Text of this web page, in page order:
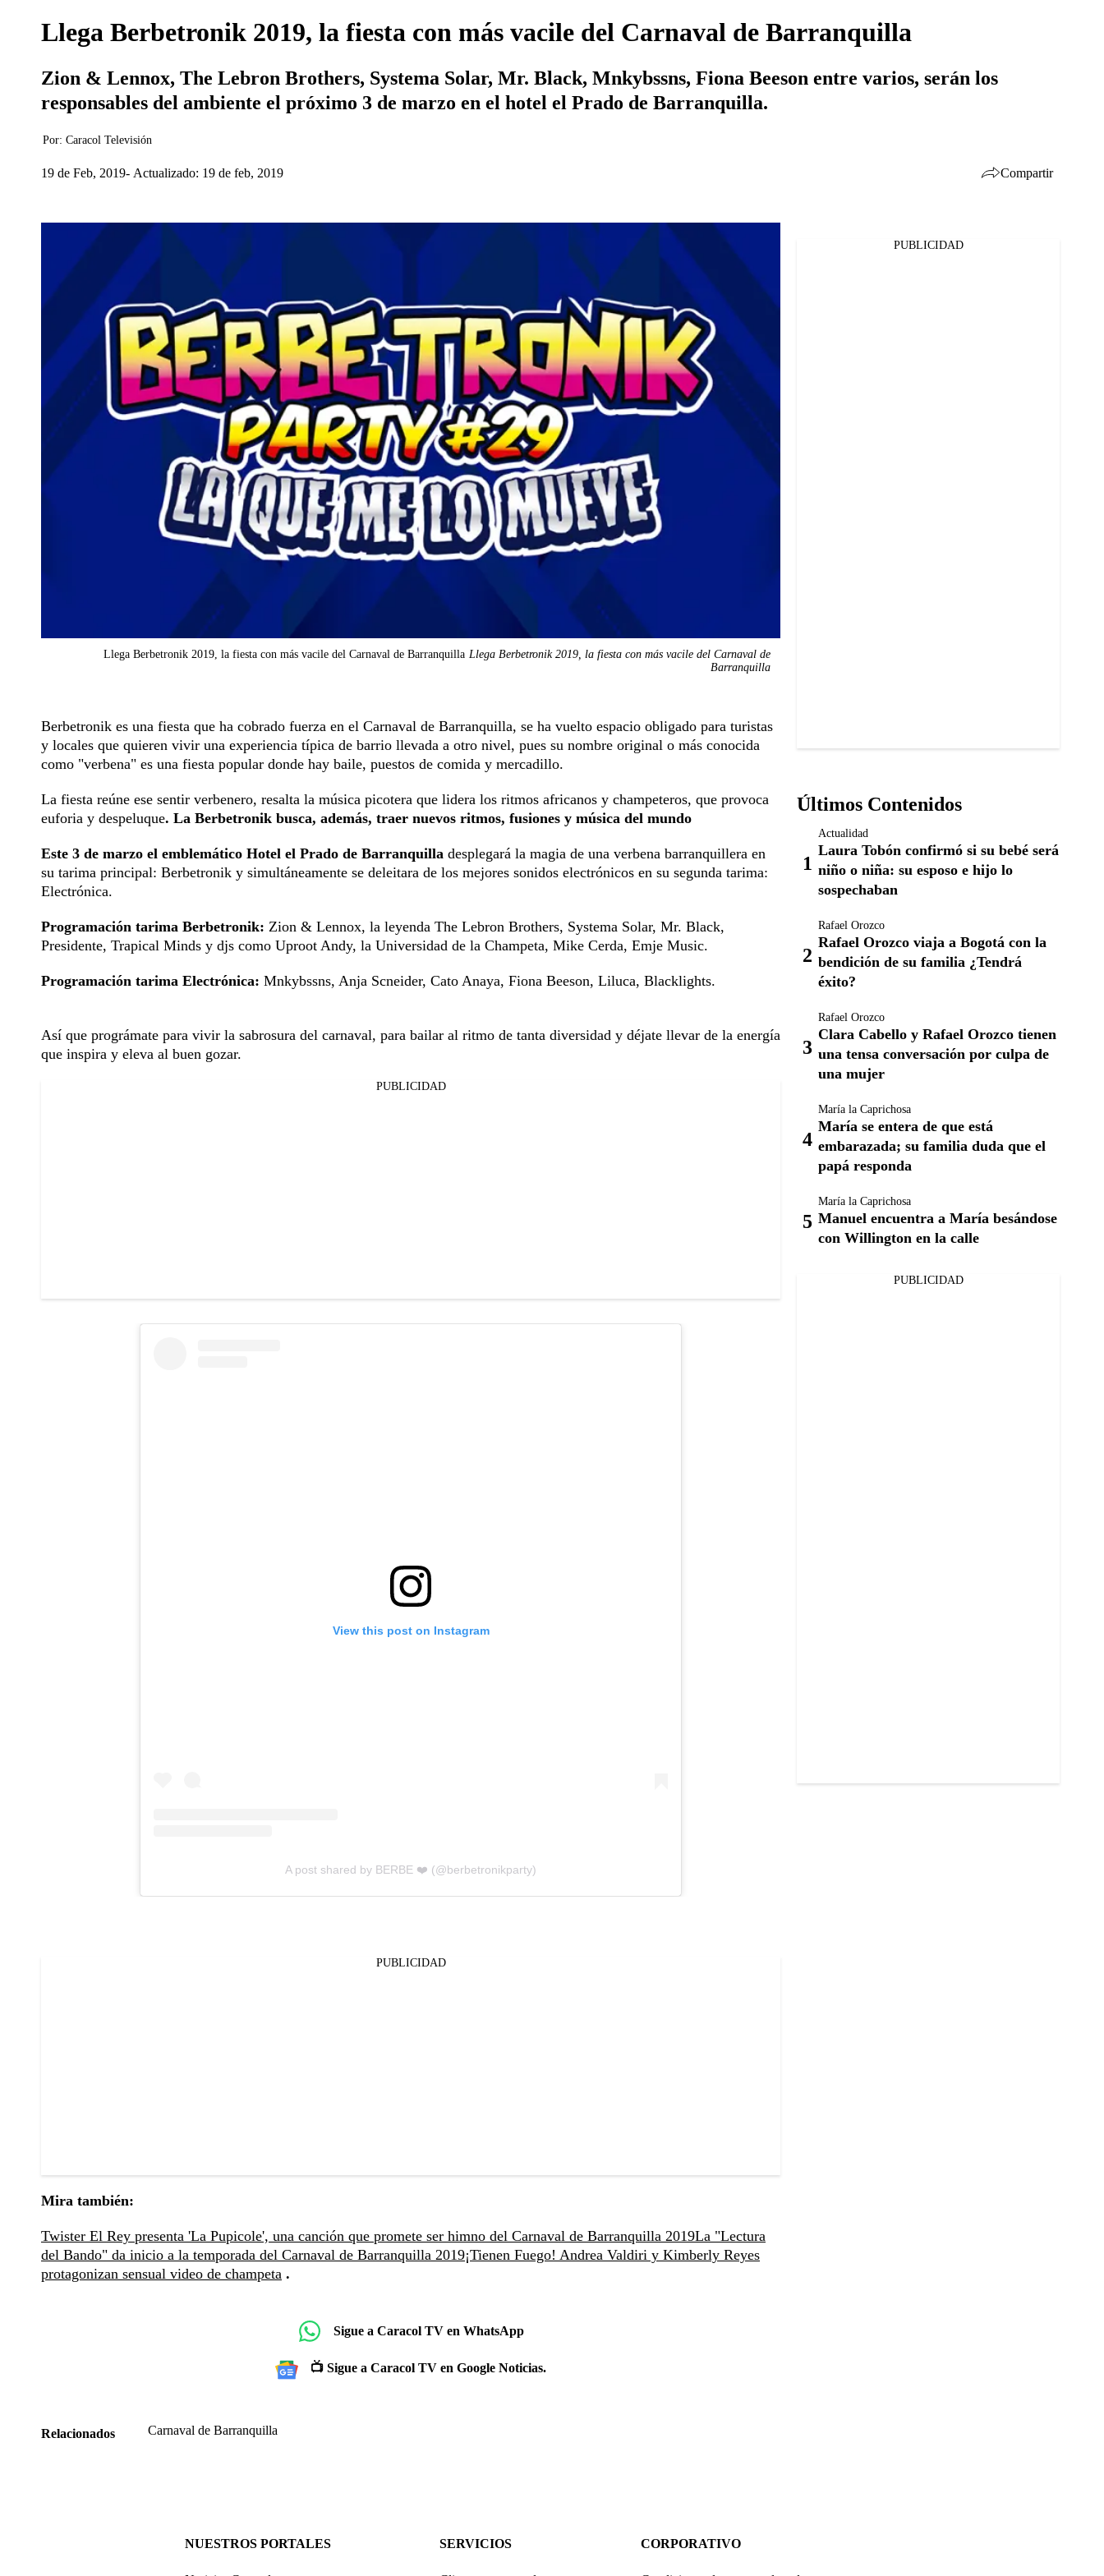
Llega Berbetronik 2019, la fiesta con más vacile del Carnaval de Barranquilla
Zion & Lennox, The Lebron Brothers, Systema Solar, Mr. Black, Mnkybssns, Fiona Beeson entre varios, serán los
responsables del ambiente el próximo 3 de marzo en el hotel el Prado de Barranquilla.
Por: Caracol Televisión
19 de Feb, 2019 Actualizado: 19 de feb, 2019 Compartir
Llega Berbetronik 2019, la fiesta con más vacile del Carnaval de Barranquilla Llega Berbetronik 2019, la fiesta con más vacile del Carnaval de
Barranquilla
Berbetronik es una fiesta que ha cobrado fuerza en el Carnaval de Barranquilla, se ha vuelto espacio obligado para turistas
y locales que quieren vivir una experiencia típica de barrio llevada a otro nivel, pues su nombre original o más conocida
como "verbena" es una fiesta popular donde hay baile, puestos de comida y mercadillo.
La fiesta reúne ese sentir verbenero, resalta la música picotera que lidera los ritmos africanos y champeteros, que provoca
euforia y despeluque. La Berbetronik busca, además, traer nuevos ritmos, fusiones y música del mundo
Este 3 de marzo el emblemático Hotel el Prado de Barranquilla desplegará la magia de una verbena barranquillera en
su tarima principal: Berbetronik y simultáneamente se deleitara de los mejores sonidos electrónicos en su segunda tarima:
Electrónica.
Programación tarima Berbetronik: Zion & Lennox, la leyenda The Lebron Brothers, Systema Solar, Mr. Black,
Presidente, Trapical Minds y djs como Uproot Andy, la Universidad de la Champeta, Mike Cerda, Emje Music.
Programación tarima Electrónica: Mnkybssns, Anja Scneider, Cato Anaya, Fiona Beeson, Liluca, Blacklights.
Así que prográmate para vivir la sabrosura del carnaval, para bailar al ritmo de tanta diversidad y déjate llevar de la energía
que inspira y eleva al buen gozar.
PUBLICIDAD
View this post on Instagram
A post shared by BERBE ❤️ (@berbetronikparty)
PUBLICIDAD
Mira también:
Twister El Rey presenta 'La Pupicole', una canción que promete ser himno del Carnaval de Barranquilla 2019La "Lectura
del Bando" da inicio a la temporada del Carnaval de Barranquilla 2019¡Tienen Fuego! Andrea Valdiri y Kimberly Reyes
protagonizan sensual video de champeta .
Sigue a Caracol TV en WhatsApp
📺 Sigue a Caracol TV en Google Noticias.
Relacionados Carnaval de Barranquilla
PUBLICIDAD
Últimos Contenidos
Actualidad
Laura Tobón confirmó si su bebé será
niño o niña: su esposo e hijo lo
sospechaban
Rafael Orozco
Rafael Orozco viaja a Bogotá con la
bendición de su familia ¿Tendrá
éxito?
Rafael Orozco
Clara Cabello y Rafael Orozco tienen
una tensa conversación por culpa de
una mujer
María la Caprichosa
María se entera de que está
embarazada; su familia duda que el
papá responda
María la Caprichosa
Manuel encuentra a María besándose
con Willington en la calle
PUBLICIDAD
NUESTROS PORTALES SERVICIOS CORPORATIVO